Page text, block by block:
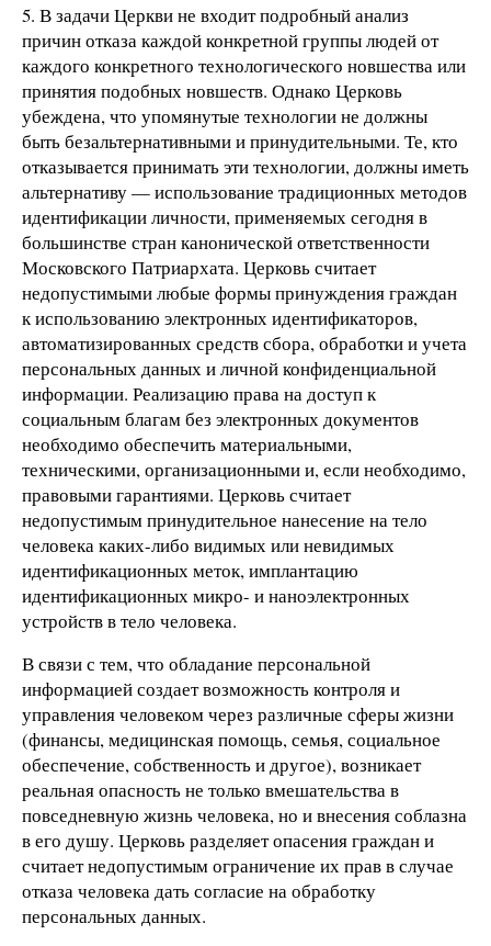
5. В задачи Церкви не входит подробный анализ
причин отказа каждой конкретной группы людей от
каждого конкретного технологического новшества или
принятия подобных новшеств. Однако Церковь
убеждена, что упомянутые технологии не должны
быть безальтернативными и принудительными. Те, кто
отказывается принимать эти технологии, должны иметь
альтернативу — использование традиционных методов
идентификации личности, применяемых сегодня в
большинстве стран канонической ответственности
Московского Патриархата. Церковь считает
недопустимыми любые формы принуждения граждан
к использованию электронных идентификаторов,
автоматизированных средств сбора, обработки и учета
персональных данных и личной конфиденциальной
информации. Реализацию права на доступ к
социальным благам без электронных документов
необходимо обеспечить материальными,
техническими, организационными и, если необходимо,
правовыми гарантиями. Церковь считает
недопустимым принудительное нанесение на тело
человека каких-либо видимых или невидимых
идентификационных меток, имплантацию
идентификационных микро- и наноэлектронных
устройств в тело человека.
В связи с тем, что обладание персональной
информацией создает возможность контроля и
управления человеком через различные сферы жизни
(финансы, медицинская помощь, семья, социальное
обеспечение, собственность и другое), возникает
реальная опасность не только вмешательства в
повседневную жизнь человека, но и внесения соблазна
в его душу. Церковь разделяет опасения граждан и
считает недопустимым ограничение их прав в случае
отказа человека дать согласие на обработку
персональных данных.